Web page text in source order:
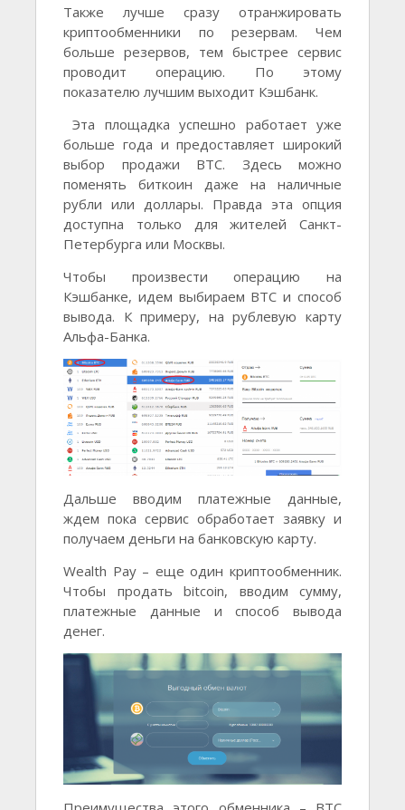
Также лучше сразу отранжировать
криптообменники по резервам. Чем
больше резервов, тем быстрее сервис
проводит операцию. По этому
показателю лучшим выходит Кэшбанк.
Эта площадка успешно работает уже
больше года и предоставляет широкий
выбор продажи BTC. Здесь можно
поменять биткоин даже на наличные
рубли или доллары. Правда эта опция
доступна только для жителей Санкт-
Петербурга или Москвы.
Чтобы произвести операцию на
Кэшбанке, идем выбираем BTC и способ
вывода. К примеру, на рублевую карту
Альфа-Банка.
Дальше вводим платежные данные,
ждем пока сервис обработает заявку и
получаем деньги на банковскую карту.
Wealth Pay – еще один криптообменник.
Чтобы продать bitcoin, вводим сумму,
платежные данные и способ вывода
денег.